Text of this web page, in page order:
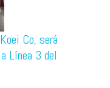
Co, será
Línea 3 del